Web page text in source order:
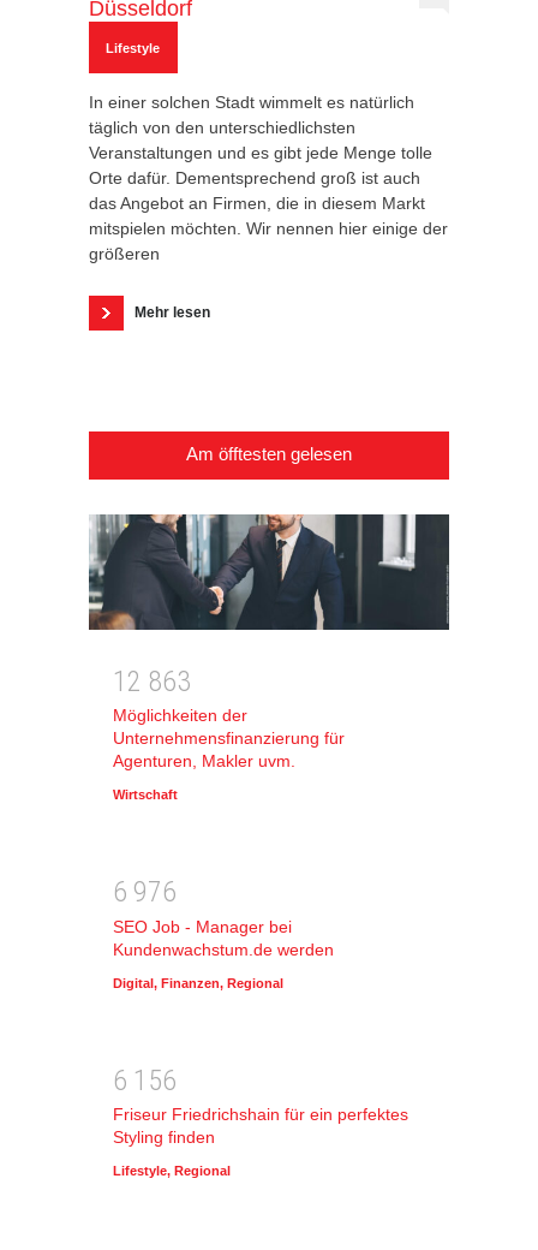
Düsseldorf
Lifestyle
In einer solchen Stadt wimmelt es natürlich
täglich von den unterschiedlichsten
Veranstaltungen und es gibt jede Menge tolle
Orte dafür. Dementsprechend groß ist auch
das Angebot an Firmen, die in diesem Markt
mitspielen möchten. Wir nennen hier einige der
größeren
Mehr lesen
Am öfftesten gelesen
1 2 863
Möglichkeiten der
Unternehmensfinanzierung für
Agenturen, Makler uvm.
Wirtschaft
6 976
SEO Job - Manager bei
Kundenwachstum.de werden
Digital, Finanzen, Regional
6 1 56
Friseur Friedrichshain für ein perfektes
Styling finden
Lifestyle, Regional